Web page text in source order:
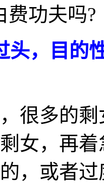
费功夫吗?
，目的
多的剩
女，再
，或者